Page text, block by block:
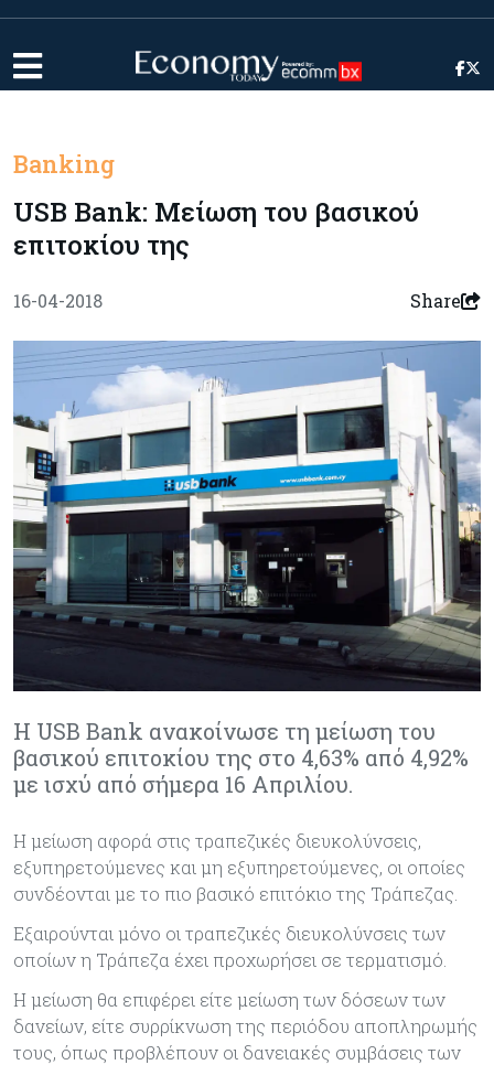
Banking
USB Bank: Μείωση του βασικού
επιτοκίου της
16-04-2018 Share
Η USB Bank ανακοίνωσε τη μείωση του
βασικού επιτοκίου της στο 4,63% από 4,92%
με ισχύ από σήμερα 16 Απριλίου.
Η μείωση αφορά στις τραπεζικές διευκολύνσεις,
εξυπηρετούμενες και μη εξυπηρετούμενες, οι οποίες
συνδέονται με το πιο βασικό επιτόκιο της Τράπεζας.
Εξαιρούνται μόνο οι τραπεζικές διευκολύνσεις των
οποίων η Τράπεζα έχει προχωρήσει σε τερματισμό.
Η μείωση θα επιφέρει είτε μείωση των δόσεων των
δανείων, είτε συρρίκνωση της περιόδου αποπληρωμής
τους, όπως προβλέπουν οι δανειακές συμβάσεις των